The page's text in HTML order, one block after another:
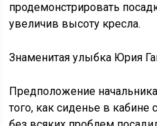
продемонстрировать
увеличив высоту кресла.
Знаменитая улыбка Юрия
Предположение
того, как сиденье в